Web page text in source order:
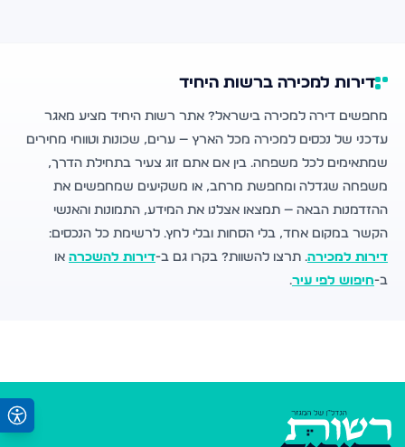
דירות למכירה ברשות היחיד
מחפשים דירה למכירה בישראל? אתר רשות היחיד מציע מאגר
עדכני של נכסים למכירה מכל הארץ — ערים, שכונות וטווחי מחירים
שמתאימים לכל משפחה. בין אם אתם זוג צעיר בתחילת הדרך,
משפחה שגדלה ומחפשת מרחב, או משקיעים שמחפשים את
ההזדמנות הבאה — תמצאו אצלנו את המידע, התמונות והאנשי
הקשר במקום אחד, בלי הסחות ובלי לחץ. לרשימת כל הנכסים:
דירות למכירה. תרצו להשוות? בקרו גם ב-דירות להשכרה או
ב-חיפוש לפי עיר.